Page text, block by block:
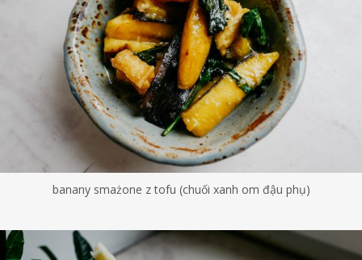
banany smażone z tofu (chuối xanh om đậu phụ)